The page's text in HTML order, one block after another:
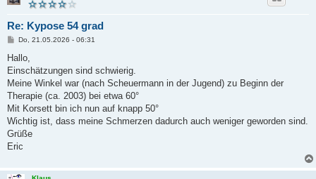
Re: Kypose 54 grad
B
i
r
a
Do, 21.05.2026 - 06:31
Hallo,
Einschätzungen sind schwierig.
Meine Winkel war (nach Scheuermann in der Jugend) zu Beginn der
Therapie (ca. 2003) bei etwa 60°
Mit Korsett bin ich nun auf knapp 50°
Wichtig ist, dass meine Schmerzen dadurch auch weniger geworden sind.
Grüße
Eric